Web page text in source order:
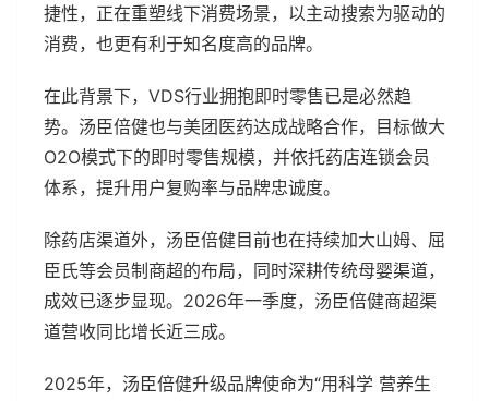
捷性，正在重塑线下消费场景，以主动搜索为驱动的
消费，也更有利于知名度高的品牌。
在此背景下，VDS行业拥抱即时零售已是必然趋
势。汤臣倍健也与美团医药达成战略合作，目标做大
O2O模式下的即时零售规模，并依托药店连锁会员
体系，提升用户复购率与品牌忠诚度。
除药店渠道外，汤臣倍健目前也在持续加大山姆、屈
臣氏等会员制商超的布局，同时深耕传统母婴渠道，
成效已逐步显现。2026年一季度，汤臣倍健商超渠
道营收同比增长近三成。
2025年，汤臣倍健升级品牌使命为“用科学 营养生